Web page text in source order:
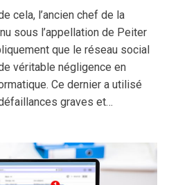
cela, l’ancien chef de la
sous l’appellation de Peiter
que le réseau social
véritable négligence en
Ce dernier a utilisé
graves et…